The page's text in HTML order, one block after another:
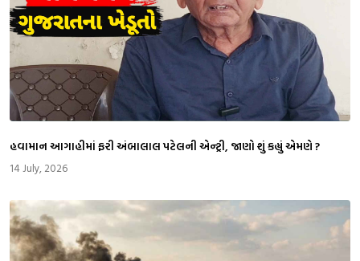
​હવામાન આગાહીમાં ફરી અંબાલાલ પટેલની એન્ટ્રી, જાણો શું કહ્યું એમણે ?
14 July, 2026